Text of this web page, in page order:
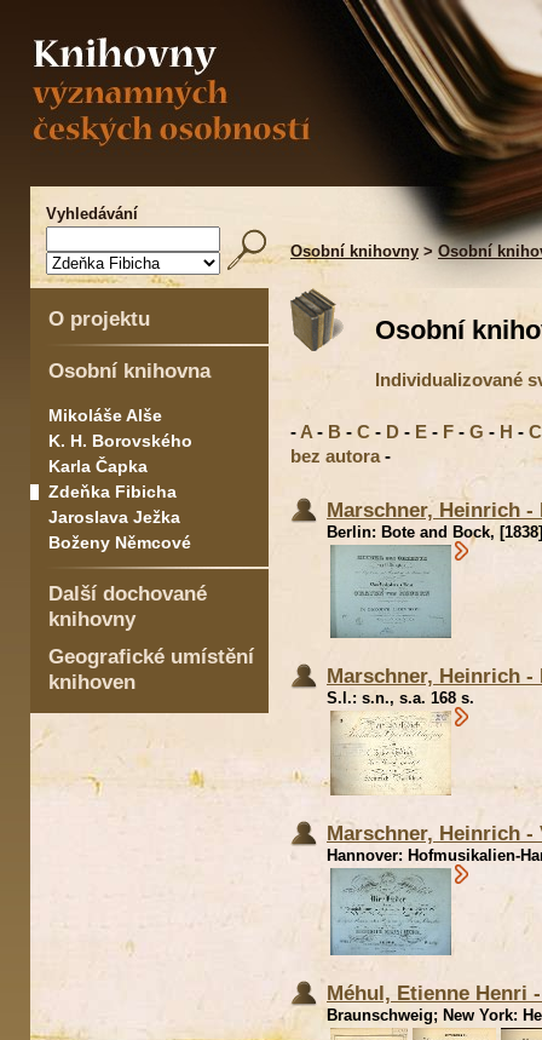
Vyhledávání
Osobní knihovny > Osobní
O projektu
Osobní knihovna
Mikoláše Alše
K. H. Borovského
Karla Čapka
Zdeňka Fibicha
Jaroslava Ježka
Boženy Němcové
Další dochované
knihovny
Geografické umístění
knihoven
Osobní
Individualizované
- A - B - C - D - E - F - G - H -
bez autora -
Marschner, Heinrich
Berlin: Bote and Bock,
Marschner, Heinrich -
S.l.: s.n., s.a. 168 s.
Marschner, Heinrich -
Hannover: Hofmusikalien-
Méhul, Etienne Henri
Braunschweig; New York: